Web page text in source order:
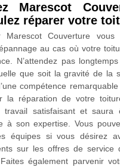
Marescot
réparer votre
Marescot Couverture vous
au cas où votre
N’attendez pas
que soit la gravité de la
compétence
la réparation de votre
travail satisfaisant et saura
à son expertise. Vous
équipes si vous désirez
sur les offres de service
également parvenir